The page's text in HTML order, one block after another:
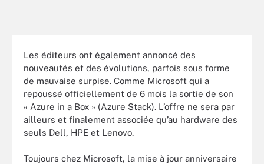
Les éditeurs ont également annoncé des
nouveautés et des évolutions, parfois sous forme
de mauvaise surpise. Comme Microsoft qui a
repoussé officiellement de 6 mois la sortie de son
« Azure in a Box » (Azure Stack). L’offre ne sera par
ailleurs et finalement associée qu’au hardware des
seuls Dell, HPE et Lenovo.
Toujours chez Microsoft, la mise à jour anniversaire